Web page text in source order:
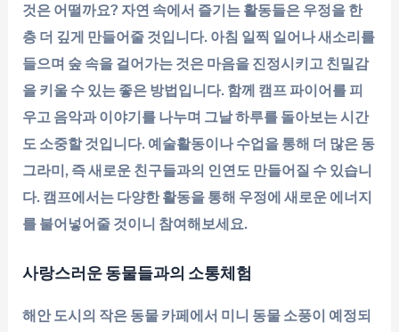
것은 어떨까요? 자연 속에서 즐기는 활동들은 우정을 한
층 더 깊게 만들어줄 것입니다. 아침 일찍 일어나 새소리를
들으며 숲 속을 걸어가는 것은 마음을 진정시키고 친밀감
을 키울 수 있는 좋은 방법입니다. 함께 캠프 파이어를 피
우고 음악과 이야기를 나누며 그날 하루를 돌아보는 시간
도 소중할 것입니다. 예술활동이나 수업을 통해 더 많은 동
그라미, 즉 새로운 친구들과의 인연도 만들어질 수 있습니
다. 캠프에서는 다양한 활동을 통해 우정에 새로운 에너지
를 불어넣어줄 것이니 참여해보세요.
사랑스러운 동물들과의 소통체험
해안 도시의 작은 동물 카페에서 미니 동물 소풍이 예정되